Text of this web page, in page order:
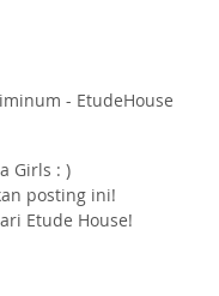
- EtudeHouse
Girls : )
posting ini!
Etude House!